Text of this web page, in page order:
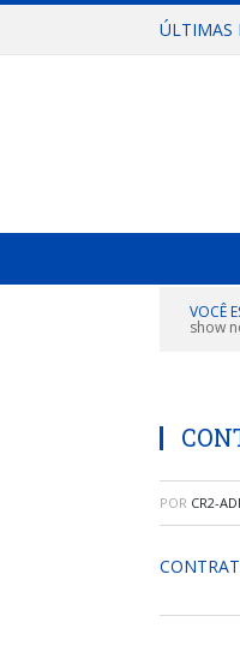
ÚLTIMAS
VOCÊ
show
POR CR2-